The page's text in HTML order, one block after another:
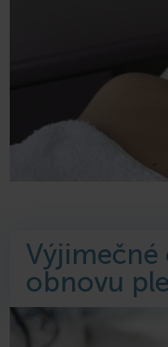
Výjimečné
obnovu